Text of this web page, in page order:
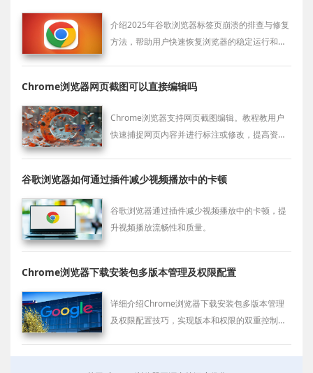
介绍2025年谷歌浏览器标签页崩溃的排查与修复
方法，帮助用户快速恢复浏览器的稳定运行和流
Chrome浏览器网页截图可以直接编辑吗
Chrome浏览器支持网页截图编辑。教程教用户
快速捕捉网页内容并进行标注或修改，提高资料
谷歌浏览器如何通过插件减少视频播放中的卡顿
谷歌浏览器通过插件减少视频播放中的卡顿，提
升视频播放流畅性和质量。
Chrome浏览器下载安装包多版本管理及权限配置
详细介绍Chrome浏览器下载安装包多版本管理
及权限配置技巧，实现版本和权限的双重控制，